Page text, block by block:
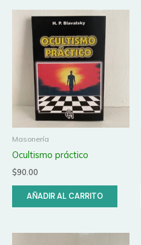
Masonería
Ocultismo práctico
$90.00
AÑADIR AL CARRITO